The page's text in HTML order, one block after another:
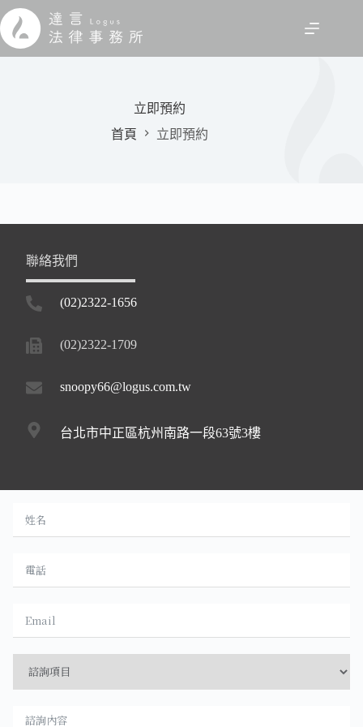
跳
至
主
立即預約
首頁
立即預約
聯絡我們
(02)2322-1656
(02)2322-1709
snoopy66@logus.com.tw
台北市中正區杭州南路一段63號3樓